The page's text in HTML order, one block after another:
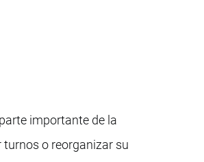
importante de la
o reorganizar su